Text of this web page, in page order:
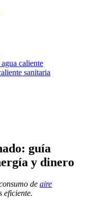
caliente
sanitaria
guía
y dinero
de aire
eficiente.